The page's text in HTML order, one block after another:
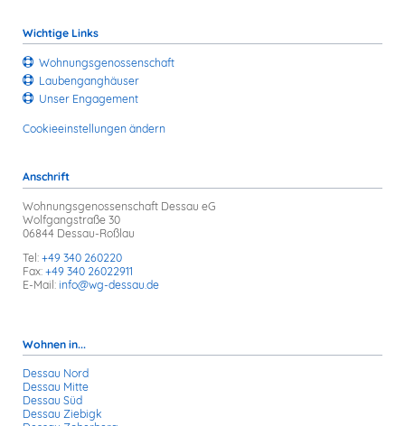
Wichtige Links
Wohnungs­genossenschaft
Laubengang­häuser
Unser Engagement
Cookieeinstellungen ändern
Anschrift
Wohnungsgenossenschaft Dessau eG
Wolfgangstraße 30
06844 Dessau-Roßlau
Tel:+49 340 260220
Fax: +49 340 26022911
E-Mail: info@wg-dessau.de
Wohnen in...
Dessau Nord
Dessau Mitte
Dessau Süd
Dessau Ziebigk